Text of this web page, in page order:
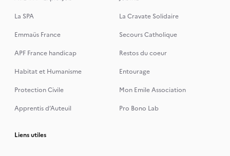
La SPA
La Cravate Solidaire
Emmaüs France
Secours Catholique
APF France handicap
Restos du coeur
Habitat et Humanisme
Entourage
Protection Civile
Mon Emile Association
Apprentis d’Auteuil
Pro Bono Lab
Liens utiles